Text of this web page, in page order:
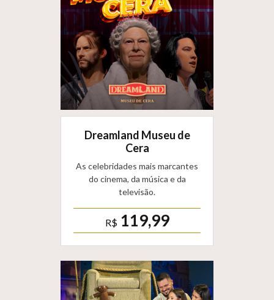
Dreamland Museu de
Cera
As celebridades mais marcantes
do cinema, da música e da
televisão.
R$119,99